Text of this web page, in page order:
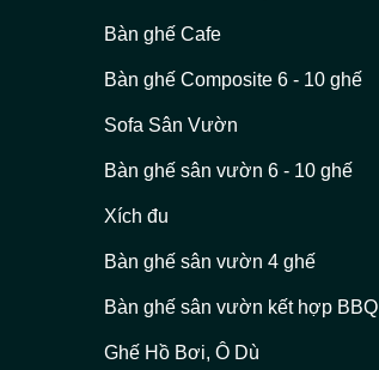
Bàn ghế Cafe
Bàn ghế Composite 6 - 10 ghế
Sofa Sân Vườn
Bàn ghế sân vườn 6 - 10 ghế
Xích đu
Bàn ghế sân vườn 4 ghế
Bàn ghế sân vườn kết hợp BBQ
Ghế Hồ Bơi, Ô Dù